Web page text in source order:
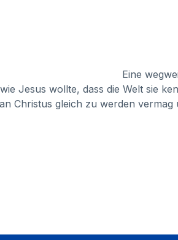
Jesus wollte, dass die Welt sie
Christus gleich zu werden vermag
Methoden, mit denen jede